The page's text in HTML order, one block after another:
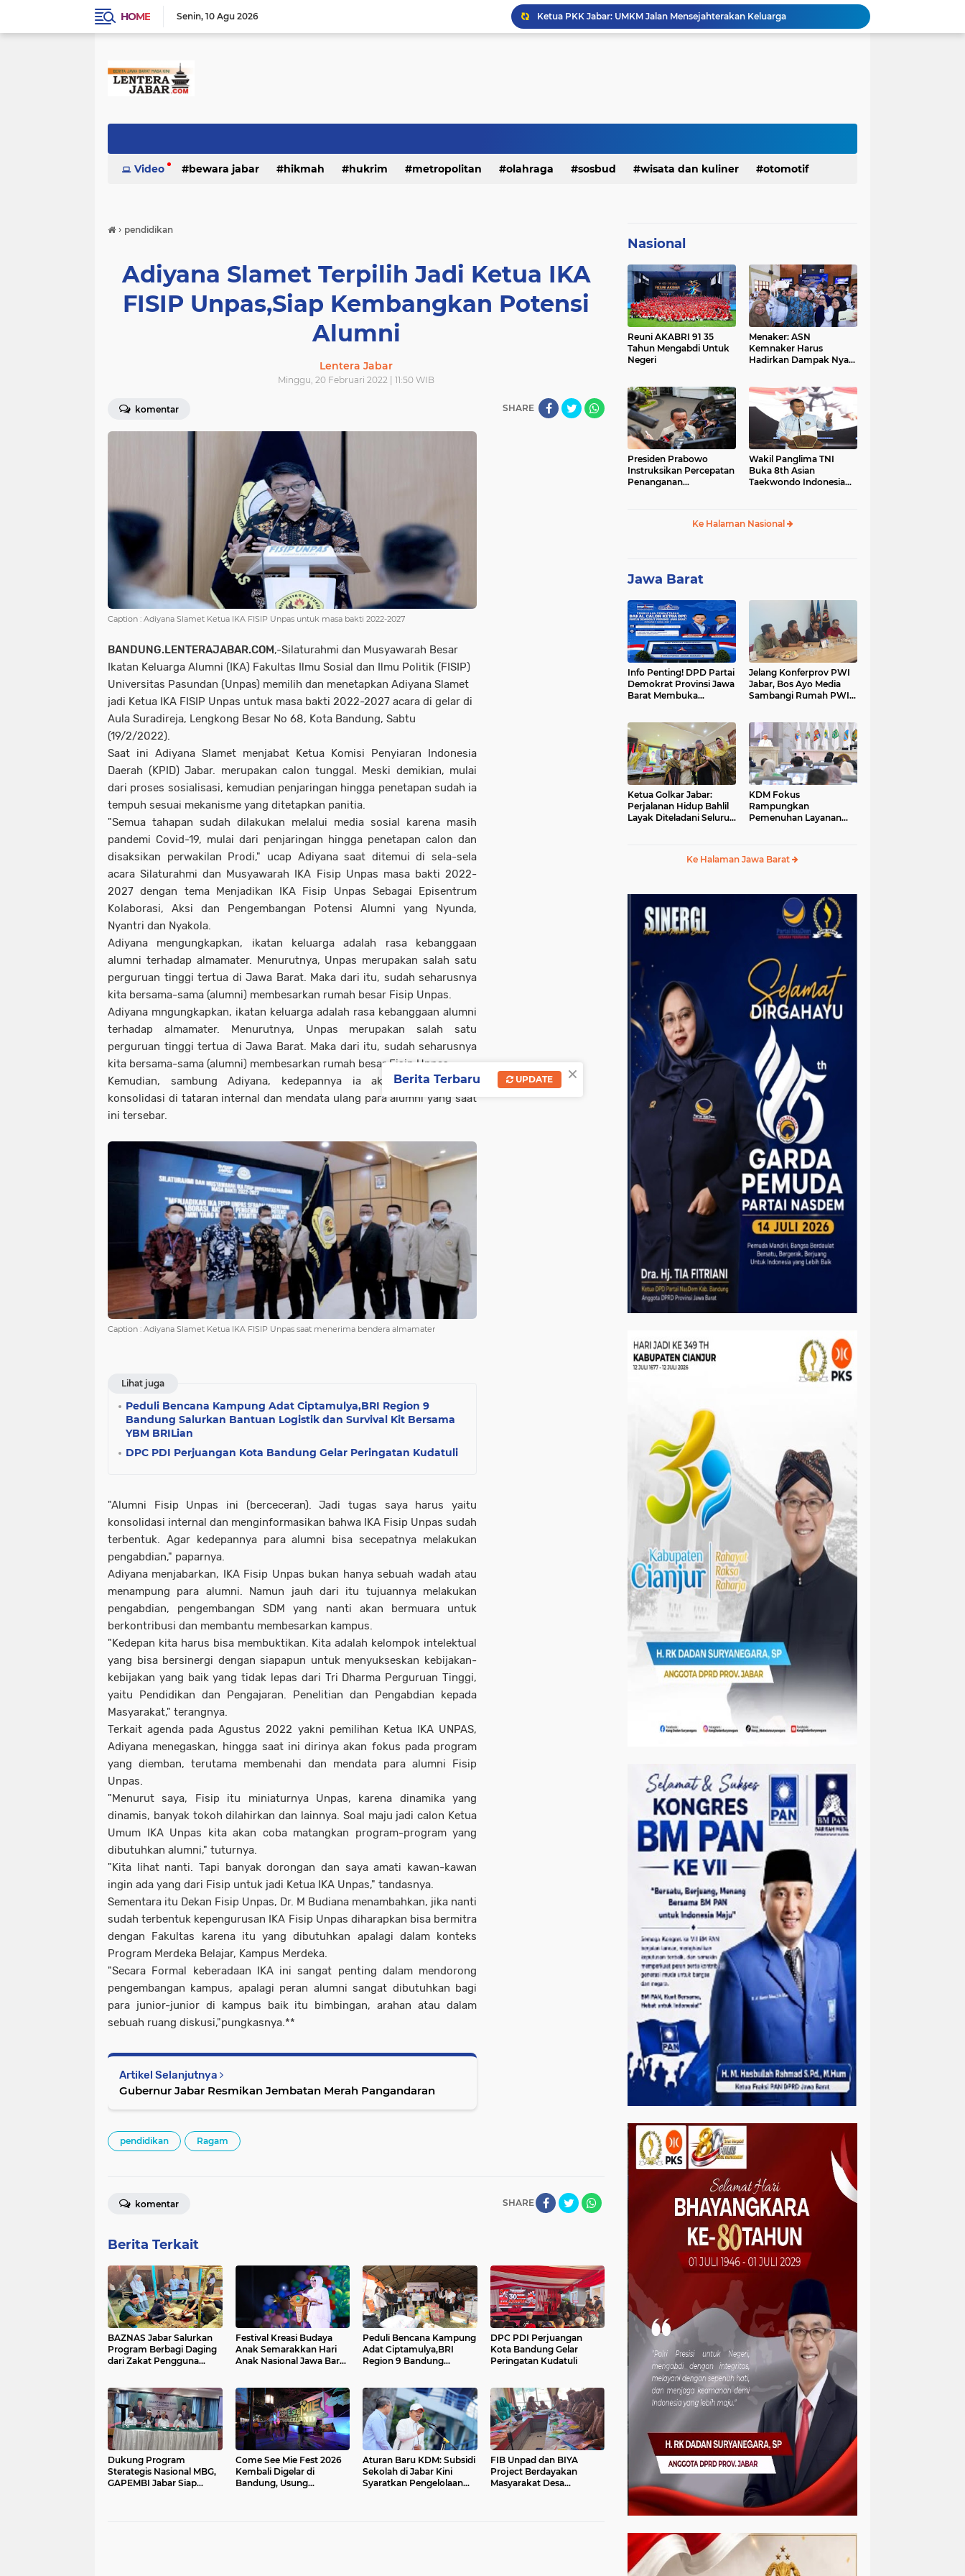
HOME Senin 10 Agu 2026
Reuni AKABRI 91 35 Tahun Mengabdi Untuk Negeri
Ketua Komisi 1 DPRD Jabar Rahmat Hidayat Djati Hadiri Pertemuan MMS,Angkat Gagasan Ekoregion Sunda
Ketua PKK Jabar: UMKM Jalan Mensejahterakan Keluarga
Video bewara jabar hikmah hukrim metropolitan olahraga sosbud wisata dan kuliner otomotif
› pendidikan
Adiyana Slamet Terpilih Jadi Ketua IKA
FISIP Unpas,Siap Kembangkan Potensi
Alumni
Lentera Jabar
Minggu, 20 Februari 2022 | 11:50 WIB
komentar SHARE
Caption : Adiyana Slamet Ketua IKA FISIP Unpas untuk masa bakti 2022-2027
BANDUNG.LENTERAJABAR.COM,-Silaturahmi dan Musyawarah Besar
Ikatan Keluarga Alumni (IKA) Fakultas Ilmu Sosial dan Ilmu Politik (FISIP)
Universitas Pasundan (Unpas) memilih dan menetapkan Adiyana Slamet
jadi Ketua IKA FISIP Unpas untuk masa bakti 2022-2027 acara di gelar di
Aula Suradireja, Lengkong Besar No 68, Kota Bandung, Sabtu
(19/2/2022).
Saat ini Adiyana Slamet menjabat Ketua Komisi Penyiaran Indonesia
Daerah (KPID) Jabar. merupakan calon tunggal. Meski demikian, mulai
dari proses sosialisasi, kemudian penjaringan hingga penetapan sudah ia
tempuh sesuai mekanisme yang ditetapkan panitia.
"Semua tahapan sudah dilakukan melalui media sosial karena masih
pandemi Covid-19, mulai dari penjaringan hingga penetapan calon dan
disaksikan perwakilan Prodi," ucap Adiyana saat ditemui di sela-sela
acara Silaturahmi dan Musyawarah IKA Fisip Unpas masa bakti 2022-
2027 dengan tema Menjadikan IKA Fisip Unpas Sebagai Episentrum
Kolaborasi, Aksi dan Pengembangan Potensi Alumni yang Nyunda,
Nyantri dan Nyakola.
Adiyana mengungkapkan, ikatan keluarga adalah rasa kebanggaan
alumni terhadap almamater. Menurutnya, Unpas merupakan salah satu
perguruan tinggi tertua di Jawa Barat. Maka dari itu, sudah seharusnya
kita bersama-sama (alumni) membesarkan rumah besar Fisip Unpas.
Adiyana mngungkapkan, ikatan keluarga adalah rasa kebanggaan alumni
terhadap almamater. Menurutnya, Unpas merupakan salah satu
perguruan tinggi tertua di Jawa Barat. Maka dari itu, sudah seharusnya
kita bersama-sama (alumni) membesarkan rumah besar Fisip Unpas.
Kemudian, sambung Adiyana, kedepannya ia akan melaksanakan
konsolidasi di tataran internal dan mendata ulang para alumni yang saat
ini tersebar.
Caption : Adiyana Slamet Ketua IKA FISIP Unpas saat menerima bendera almamater
Lihat juga
Peduli Bencana Kampung Adat Ciptamulya,BRI Region 9
Bandung Salurkan Bantuan Logistik dan Survival Kit Bersama
YBM BRILian
DPC PDI Perjuangan Kota Bandung Gelar Peringatan Kudatuli
"Alumni Fisip Unpas ini (berceceran). Jadi tugas saya harus yaitu
konsolidasi internal dan menginformasikan bahwa IKA Fisip Unpas sudah
terbentuk. Agar kedepannya para alumni bisa secepatnya melakukan
pengabdian," paparnya.
Adiyana menjabarkan, IKA Fisip Unpas bukan hanya sebuah wadah atau
menampung para alumni. Namun jauh dari itu tujuannya melakukan
pengabdian, pengembangan SDM yang nanti akan bermuara untuk
berkontribusi dan membantu membesarkan kampus.
"Kedepan kita harus bisa membuktikan. Kita adalah kelompok intelektual
yang bisa bersinergi dengan siapapun untuk menyukseskan kebijakan-
kebijakan yang baik yang tidak lepas dari Tri Dharma Perguruan Tinggi,
yaitu Pendidikan dan Pengajaran. Penelitian dan Pengabdian kepada
Masyarakat," terangnya.
Terkait agenda pada Agustus 2022 yakni pemilihan Ketua IKA UNPAS,
Adiyana menegaskan, hingga saat ini dirinya akan fokus pada program
yang diemban, terutama membenahi dan mendata para alumni Fisip
Unpas.
"Menurut saya, Fisip itu miniaturnya Unpas, karena dinamika yang
dinamis, banyak tokoh dilahirkan dan lainnya. Soal maju jadi calon Ketua
Umum IKA Unpas kita akan coba matangkan program-program yang
dibutuhkan alumni," tuturnya.
"Kita lihat nanti. Tapi banyak dorongan dan saya amati kawan-kawan
ingin ada yang dari Fisip untuk jadi Ketua IKA Unpas," tandasnya.
Sementara itu Dekan Fisip Unpas, Dr. M Budiana menambahkan, jika nanti
sudah terbentuk kepengurusan IKA Fisip Unpas diharapkan bisa bermitra
dengan Fakultas karena itu yang dibutuhkan apalagi dalam konteks
Program Merdeka Belajar, Kampus Merdeka.
"Secara Formal keberadaan IKA ini sangat penting dalam mendorong
pengembangan kampus, apalagi peran alumni sangat dibutuhkan bagi
para junior-junior di kampus baik itu bimbingan, arahan atau dalam
sebuah ruang diskusi,"pungkasnya.**
Artikel Selanjutnya
Gubernur Jabar Resmikan Jembatan Merah Pangandaran
pendidikan Ragam
SHARE
komentar
Berita Terkait
BAZNAS Jabar Salurkan
Program Berbagi Daging
dari Zakat Pengguna
Festival Kreasi Budaya
Anak Semarakkan Hari
Anak Nasional Jawa Barat
Budaya Sunda
Peduli Bencana Kampung
Adat Ciptamulya,BRI
Region 9 Bandung
Bersama YBM BRILian
DPC PDI Perjuangan
Kota Bandung Gelar
Peringatan Kudatuli
Dukung Program
Sterategis Nasional MBG,
GAPEMBI Jabar Siap
Come See Mie Fest 2026
Kembali Digelar di
Bandung, Usung
Aturan Baru KDM: Subsidi
Sekolah di Jabar Kini
Syaratkan Pengelolaan
FIB Unpad dan BIYA
Project Berdayakan
Masyarakat Desa
Nasional
Reuni AKABRI 91 35
Tahun Mengabdi Untuk
Negeri
Menaker: ASN
Kemnaker Harus
Hadirkan Dampak Nyata
Presiden Prabowo
Instruksikan Percepatan
Penanganan
Wakil Panglima TNI
Buka 8th Asian
Taekwondo Indonesia
Ke Halaman Nasional
Jawa Barat
Info Penting! DPD Partai
Demokrat Provinsi Jawa
Barat Membuka
Jelang Konferprov PWI
Jabar, Bos Ayo Media
Sambangi Rumah PWI
Ketua Golkar Jabar:
Perjalanan Hidup Bahlil
Layak Diteladani Seluruh
KDM Fokus
Rampungkan
Pemenuhan Layanan
Ke Halaman Jawa Barat
×
Berita Terbaru UPDATE